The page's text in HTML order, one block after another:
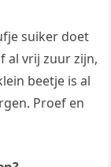
suiker doet
al vrij zuur zijn,
beetje is al
Proef en